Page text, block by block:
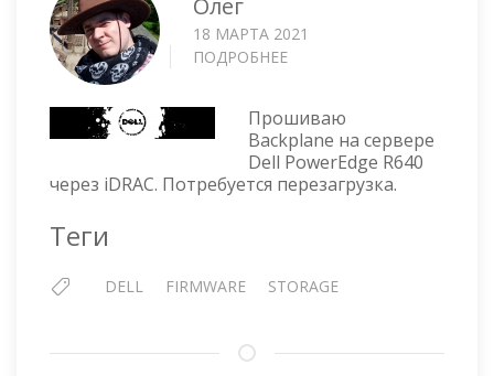
Олег
18 МАРТА 2021
ПОДРОБНЕЕ
ПРОШИВКА
BACKPLANE
ЧЕРЕЗ
IDRAC
Прошиваю
Backplane на сервере
Dell PowerEdge R640
через iDRAC. Потребуется перезагрузка.
Теги
DELL FIRMWARE STORAGE